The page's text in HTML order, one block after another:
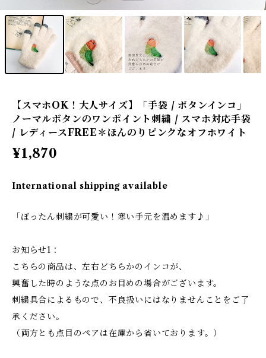
【スマホOK！大人サイズ】「手袋 / ボタンインコ」
ノーマルボタンのワンポイント刺繍 / スマホ対応手袋
/ レディースFREE＊ほんのりピンクなオフホワイト
¥1,870
International shipping available
「ぼったん刺繍が可愛い！寒い手元を温めます♪」
お知らせ1：
こちらの商品は、左右どちらかのインコが、
興奮した時のような点のお目めの場合がございます。
刺繍具合によるもので、不良扱いにはなりませんことをご了
承ください。
（両方とも点目のペアは在庫から省いております。）